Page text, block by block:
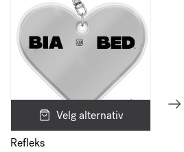
Velg alternativ
Refleks